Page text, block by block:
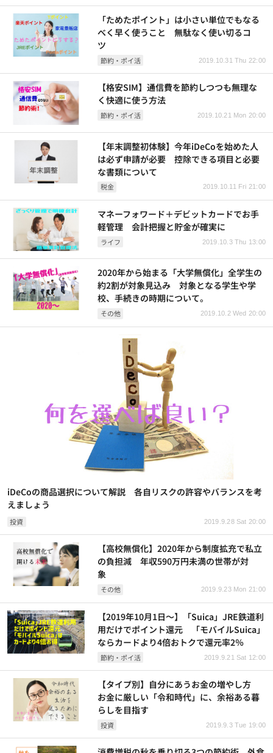
節約・ポイ活 2019.10.31 Thu 22:00
「ためたポイント」は小さい単位でもなる
べく早く使うこと 無駄なく使い切るコ
ツ
節約・ポイ活 2019.10.21 Mon 20:00
【格安SIM】通信費を節約しつつも無理な
く快適に使う方法
税金 2019.10.11 Fri 21:00
【年末調整初体験】今年iDeCoを始めた人
は必ず申請が必要 控除できる項目と必要
な書類について
ライフ 2019.10.3 Thu 13:00
マネーフォワード＋デビットカードでお手
軽管理 会計把握と貯金が確実に
その他 2019.10.2 Wed 20:00
2020年から始まる「大学無償化」全学生の
約2割が対象見込み 対象となる学生や学
校、手続きの時期について。
投資 2019.9.28 Sat 20:00
iDeCoの商品選択について解説 各自リスクの許容やバランスを考
えましょう
その他 2019.9.23 Mon 21:00
【高校無償化】2020年から制度拡充で私立
の負担減 年収590万円未満の世帯が対
象
節約・ポイ活 2019.9.21 Sat 12:00
【2019年10月1日～】「Suica」JRE鉄道利
用だけでポイント還元 「モバイルSuica」
ならカードより4倍おトクで還元率2％
投資 2019.9.3 Tue 19:00
【タイプ別】自分にあうお金の増やし方
お金に厳しい「令和時代」に、余裕ある暮
らしを目指す